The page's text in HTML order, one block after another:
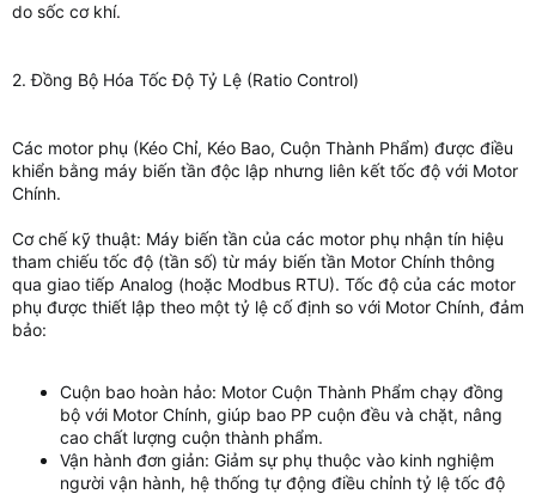
do sốc cơ khí.
2. Đồng Bộ Hóa Tốc Độ Tỷ Lệ (Ratio Control)
Các motor phụ (Kéo Chỉ, Kéo Bao, Cuộn Thành Phẩm) được điều
khiển bằng máy biến tần độc lập nhưng liên kết tốc độ với Motor
Chính.
Cơ chế kỹ thuật: Máy biến tần của các motor phụ nhận tín hiệu
tham chiếu tốc độ (tần số) từ máy biến tần Motor Chính thông
qua giao tiếp Analog (hoặc Modbus RTU). Tốc độ của các motor
phụ được thiết lập theo một tỷ lệ cố định so với Motor Chính, đảm
bảo:
Cuộn bao hoàn hảo: Motor Cuộn Thành Phẩm chạy đồng
bộ với Motor Chính, giúp bao PP cuộn đều và chặt, nâng
cao chất lượng cuộn thành phẩm.
Vận hành đơn giản: Giảm sự phụ thuộc vào kinh nghiệm
người vận hành, hệ thống tự động điều chỉnh tỷ lệ tốc độ